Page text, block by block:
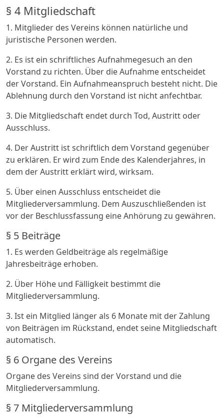
§ 4 Mitgliedschaft
1. Mitglieder des Vereins können natürliche und
juristische Personen werden.
2. Es ist ein schriftliches Aufnahmegesuch an den
Vorstand zu richten. Über die Aufnahme entscheidet
der Vorstand. Ein Aufnahmeanspruch besteht nicht. Die
Ablehnung durch den Vorstand ist nicht anfechtbar.
3. Die Mitgliedschaft endet durch Tod, Austritt oder
Ausschluss.
4. Der Austritt ist schriftlich dem Vorstand gegenüber
zu erklären. Er wird zum Ende des Kalenderjahres, in
dem der Austritt erklärt wird, wirksam.
5. Über einen Ausschluss entscheidet die
Mitgliederversammlung. Dem Auszuschließenden ist
vor der Beschlussfassung eine Anhörung zu gewähren.
§ 5 Beiträge
1. Es werden Geldbeiträge als regelmäßige
Jahresbeiträge erhoben.
2. Über Höhe und Fälligkeit bestimmt die
Mitgliederversammlung.
3. Ist ein Mitglied länger als 6 Monate mit der Zahlung
von Beiträgen im Rückstand, endet seine Mitgliedschaft
automatisch.
§ 6 Organe des Vereins
Organe des Vereins sind der Vorstand und die
Mitgliederversammlung.
§ 7 Mitgliederversammlung